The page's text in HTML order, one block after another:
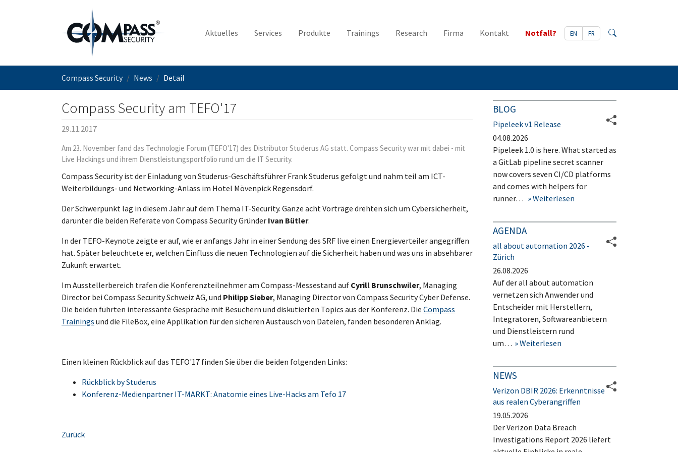
Aktuelles Services Produkte Trainings Research Firma Kontakt Notfall? EN FR
Compass Security News Detail
Compass Security am TEFO'17
29.11.2017
Am 23. November fand das Technologie Forum (TEFO'17) des Distributor Studerus AG statt. Compass Security war mit dabei - mit
Live Hackings und ihrem Dienstleistungsportfolio rund um die IT Security.
Compass Security ist der Einladung von Studerus-Geschäftsführer Frank Studerus gefolgt und nahm teil am ICT-
Weiterbildungs- und Networking-Anlass im Hotel Mövenpick Regensdorf.
Der Schwerpunkt lag in diesem Jahr auf dem Thema IT-Security. Ganze acht Vorträge drehten sich um Cybersicherheit,
darunter die beiden Referate von Compass Security Gründer Ivan Bütler.
In der TEFO-Keynote zeigte er auf, wie er anfangs Jahr in einer Sendung des SRF live einen Energieverteiler angegriffen
hat. Später beleuchtete er, welchen Einfluss die neuen Technologien auf die Sicherheit haben und was uns in absehbarer
Zukunft erwartet.
Im Ausstellerbereich trafen die Konferenzteilnehmer am Compass-Messestand auf Cyrill Brunschwiler, Managing
Director bei Compass Security Schweiz AG, und Philipp Sieber, Managing Director von Compass Security Cyber Defense.
Die beiden führten interessante Gespräche mit Besuchern und diskutierten Topics aus der Konferenz. Die Compass
Trainings und die FileBox, eine Applikation für den sicheren Austausch von Dateien, fanden besonderen Anklag.
Einen kleinen Rückblick auf das TEFO'17 finden Sie über die beiden folgenden Links:
Rückblick by Studerus
Konferenz-Medienpartner IT-MARKT: Anatomie eines Live-Hacks am Tefo 17
Zurück
BLOG
Pipeleek v1 Release
04.08.2026
Pipeleek 1.0 is here. What started as
a GitLab pipeline secret scanner
now covers seven CI/CD platforms
and comes with helpers for
runner…
Weiterlesen
AGENDA
all about automation 2026 -
Zürich
26.08.2026
Auf der all about automation
vernetzen sich Anwender und
Entscheider mit Herstellern,
Integratoren, Softwareanbietern
und Dienstleistern rund
um…
Weiterlesen
NEWS
Verizon DBIR 2026: Erkenntnisse
aus realen Cyberangriffen
19.05.2026
Der Verizon Data Breach
Investigations Report 2026 liefert